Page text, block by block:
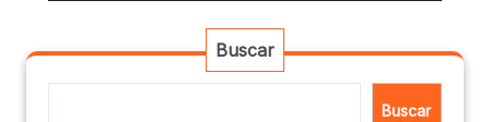
Buscar
Buscar